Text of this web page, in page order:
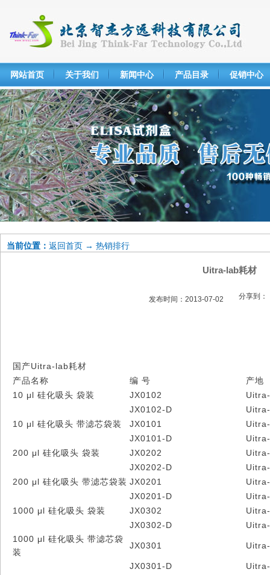
网站首页 关于我们 新闻中心 产品目录 促销中心
当前位置： 返回首页 → 热销排行
Uitra-lab耗材
发布时间：2013-07-02 分享到：
国产Uitra-lab耗材
产品名称
编 号
产地
10 μl 硅化吸头 袋装
JX0102
JX0102-D
10 μl 硅化吸头 带滤芯袋装
JX0101
JX0101-D
200 μl 硅化吸头 袋装
JX0202
JX0202-D
200 μl 硅化吸头 带滤芯袋装 JX0201
JX0201-D
1000 μl 硅化吸头 袋装
JX0302
JX0302-D
1000 μl 硅化吸头 带滤芯袋
装
JX0301
JX0301-D